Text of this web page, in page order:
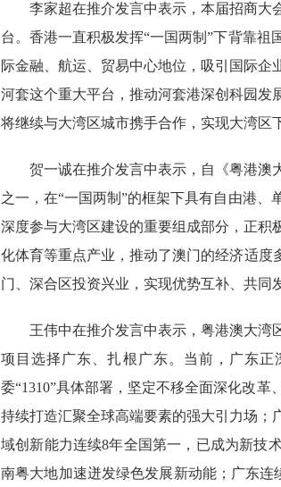
李家超在推介发言中表示，本届招商大会
台。香港一直积极发挥“一国两制”下背靠
际金融、航运、贸易中心地位，吸引国际
河套这个重大平台，推动河套港深创科园发
将继续与大湾区城市携手合作，实现大湾区
贺一诚在推介发言中表示，自《粤港澳大
之一，在“一国两制”的框架下具有自由港
深度参与大湾区建设的重要组成部分，正积
化体育等重点产业，推动了澳门的经济适度
门、深合区投资兴业，实现优势互补、共同
王伟中在推介发言中表示，粤港澳大湾区
项目选择广东、扎根广东。当前，广东
委“1310”具体部署，坚定不移全面深化改
持续打造汇聚全球高端要素的强大引力场；
域创新能力连续8年全国第一，已成为新技
南粤大地加速迸发绿色发展新动能；广东